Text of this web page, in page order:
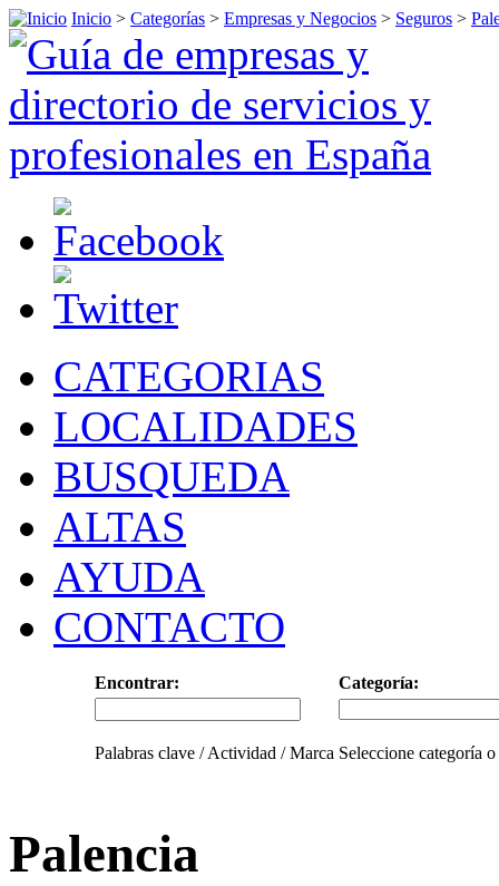
Inicio > Categorías > Empresas y Negocios > Seguros >
CATEGORIAS
LOCALIDADES
BUSQUEDA
ALTAS
AYUDA
CONTACTO
Encontrar: Categoría:
Palabras clave / Actividad / Marca Seleccione categoría
Palencia